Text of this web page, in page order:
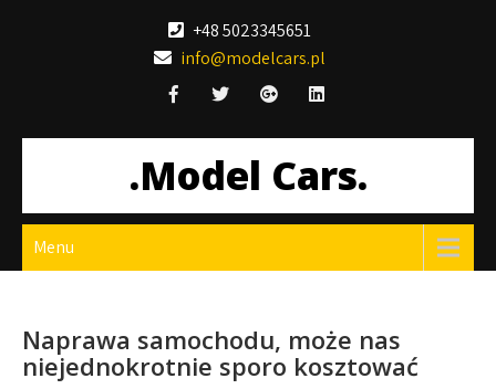
+48 5023345651
info@modelcars.pl
.Model Cars.
Menu
Naprawa samochodu, może nas
niejednokrotnie sporo kosztować